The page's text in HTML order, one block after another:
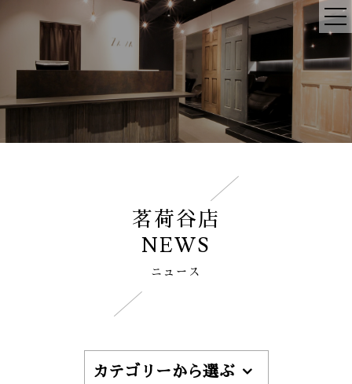
茗荷谷店
NEWS
ニュース
カテゴリーから選ぶ